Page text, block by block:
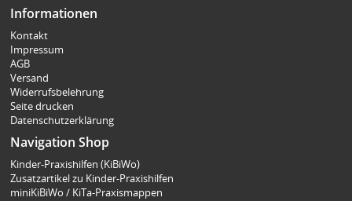
Informationen
Kontakt
Impressum
AGB
Versand
Widerrufsbelehrung
Seite drucken
Datenschutzerklärung
Navigation Shop
Kinder-Praxishilfen (KiBiWo)
Zusatzartikel zu Kinder-Praxishilfen
miniKiBiWo / KiTa-Praxismappen